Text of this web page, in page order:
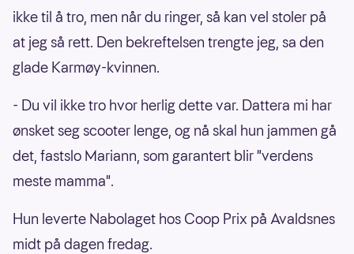
ikke til å tro, men når du ringer, så kan vel stoler på
at jeg så rett. Den bekreftelsen trengte jeg, sa den
glade Karmøy-kvinnen.
- Du vil ikke tro hvor herlig dette var. Dattera mi har
ønsket seg scooter lenge, og nå skal hun jammen gå
det, fastslo Mariann, som garantert blir "verdens
meste mamma".
Hun leverte Nabolaget hos Coop Prix på Avaldsnes
midt på dagen fredag.